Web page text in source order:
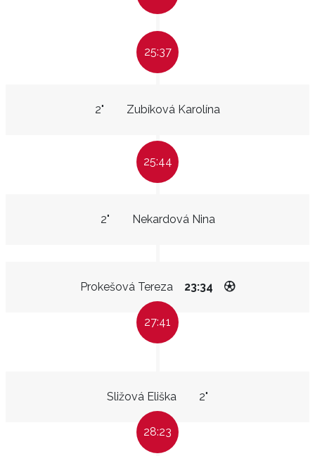
25:37
Zubíková Karolína
2"
25:44
Nekardová Nina
2"
Prokešová Tereza 23:34
27:41
Sližová Eliška 2"
28:23